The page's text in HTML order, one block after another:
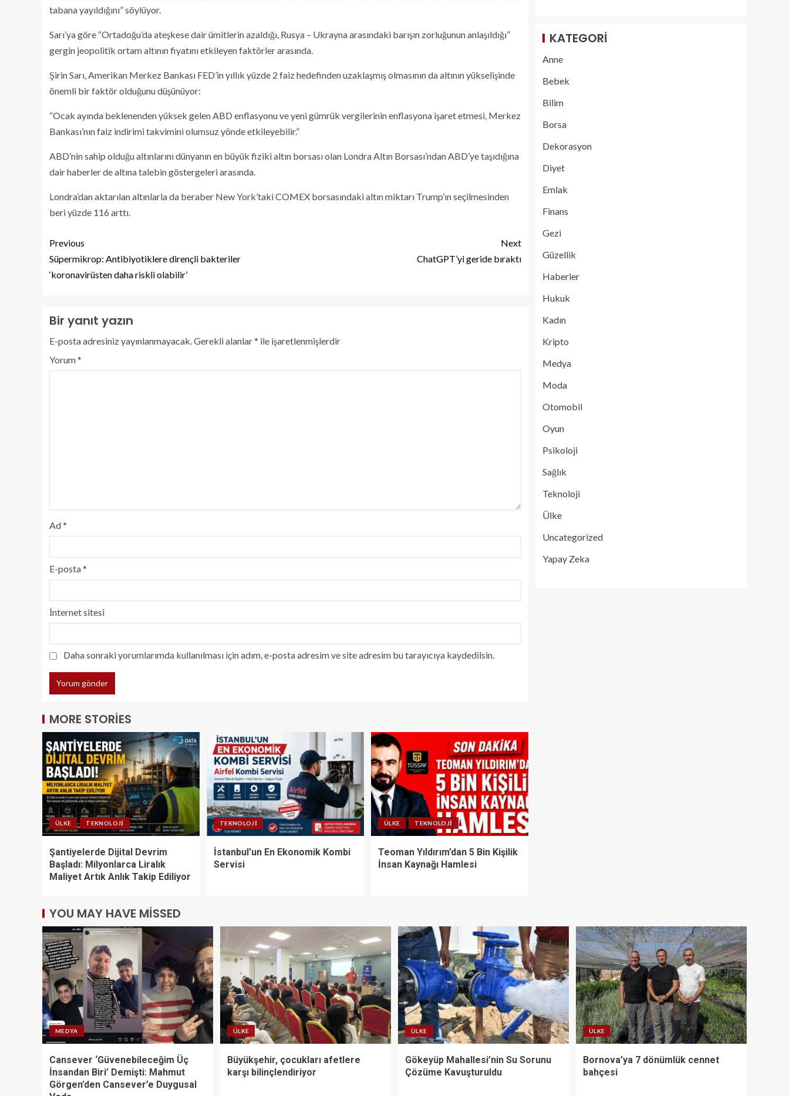
tabana yayıldığını” söylüyor.
Sarı’ya göre “Ortadoğu’da ateşkese dair ümitlerin azaldığı, Rusya – Ukrayna arasındaki barışın zorluğunun anlaşıldığı”
gergin jeopolitik ortam altının fiyatını etkileyen faktörler arasında.
Şirin Sarı, Amerikan Merkez Bankası FED’in yıllık yüzde 2 faiz hedefinden uzaklaşmış olmasının da altının yükselişinde
önemli bir faktör olduğunu düşünüyor:
“Ocak ayında beklenenden yüksek gelen ABD enflasyonu ve yeni gümrük vergilerinin enflasyona işaret etmesi, Merkez
Bankası’nın faiz indirimi takvimini olumsuz yönde etkileyebilir.”
ABD’nin sahip olduğu altınlarını dünyanın en büyük fiziki altın borsası olan Londra Altın Borsası’ndan ABD’ye taşıdığına
dair haberler de altına talebin göstergeleri arasında.
Londra’dan aktarılan altınlarla da beraber New York’taki COMEX borsasındaki altın miktarı Trump’ın seçilmesinden
beri yüzde 116 arttı.
Previous
Süpermikrop: Antibiyotiklere dirençli bakteriler
‘koronavirüsten daha riskli olabilir’
Next
ChatGPT’yi geride bıraktı
Bir yanıt yazın
E-posta adresiniz yayınlanmayacak. Gerekli alanlar* ile işaretlenmişlerdir
Yorum*
Ad*
E-posta*
İnternet sitesi
Daha sonraki yorumlarımda kullanılması için adım, e-posta adresim ve site adresim bu tarayıcıya kaydedilsin.
MORE STORIES
ÜLKE TEKNOLOJI
Şantiyelerde Dijital Devrim
Başladı: Milyonlarca Liralık
Maliyet Artık Anlık Takip Ediliyor
TEKNOLOJI
İstanbul’un En Ekonomik Kombi
Servisi
ÜLKE TEKNOLOJI
Teoman Yıldırım’dan 5 Bin Kişilik
İnsan Kaynağı Hamlesi
KATEGORI
Anne
Bebek
Bilim
Borsa
Dekorasyon
Diyet
Emlak
Finans
Gezi
Güzellik
Haberler
Hukuk
Kadın
Kripto
Medya
Moda
Otomobil
Oyun
Psikoloji
Sağlık
Teknoloji
Ülke
Uncategorized
Yapay Zeka
YOU MAY HAVE MISSED
MEDYA
Cansever ‘Güvenebileceğim Üç
İnsandan Biri’ Demişti: Mahmut
Görgen’den Cansever’e Duygusal
ÜLKE
Büyükşehir, çocukları afetlere
karşı bilinçlendiriyor
ÜLKE
Gökeyüp Mahallesi’nin Su Sorunu
Çözüme Kavuşturuldu
ÜLKE
Bornova’ya 7 dönümlük cennet
bahçesi